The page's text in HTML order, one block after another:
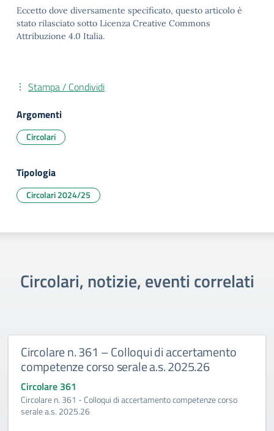
Eccetto dove diversamente specificato, questo articolo è
stato rilasciato sotto Licenza Creative Commons
Attribuzione 4.0 Italia.
Stampa / Condividi
Argomenti
Circolari
Tipologia
Circolari 2024/25
Circolari, notizie, eventi correlati
Circolare n. 361 – Colloqui di accertamento
competenze corso serale a.s. 2025.26
Circolare 361
Circolare n. 361 - Colloqui di accertamento competenze corso
serale a.s. 2025.26